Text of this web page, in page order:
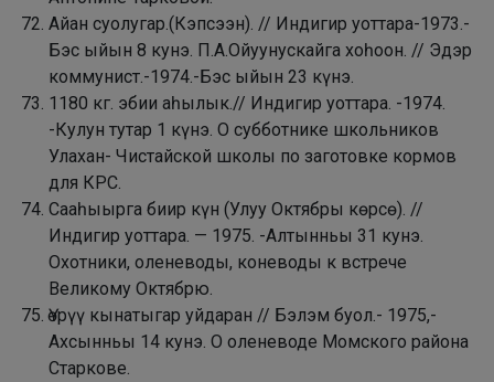
Айан суолугар.(Кэпсээн). // Индигир уоттара-1973.-
Бэс ыйын 8 кунэ. П.А.Ойуунускайга хоһоон. // Эдэр
коммунист.-1974.-Бэс ыйын 23 күнэ.
1180 кг. эбии аһылык.// Индигир уоттара. -1974.
-Кулун тутар 1 күнэ. О субботнике школьников
Улахан- Чистайской школы по заготовке кормов
для КРС.
Сааһыырга биир күн (Улуу Октябры көрсө). //
Индигир уоттара. — 1975. -Алтынньы 31 кунэ.
Охотники, оленеводы, коневоды к встрече
Великому Октябрю.
Үөpүү кынатыгар уйдаран // Бэлэм буол.- 1975,-
Ахсынньы 14 кунэ. О оленеводе Момского района
Старкове.